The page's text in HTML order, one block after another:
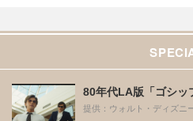
80年代LA版「ゴシッ
提供：ウォルト・ディズニ